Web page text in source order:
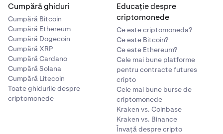
Cumpără ghiduri
Cumpără Bitcoin
Cumpără Ethereum
Cumpără Dogecoin
Cumpără XRP
Cumpără Cardano
Cumpără Solana
Cumpără Litecoin
Toate ghidurile despre
criptomonede
Educație despre
criptomonede
Ce este criptomoneda?
Ce este Bitcoin?
Ce este Ethereum?
Cele mai bune platforme
pentru contracte futures
cripto
Cele mai bune burse de
criptomonede
Kraken vs. Coinbase
Kraken vs. Binance
Învață despre cripto